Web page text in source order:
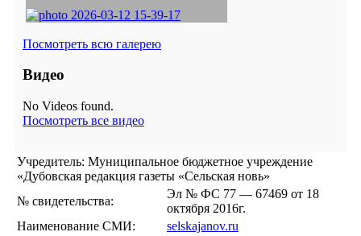
Посмотреть всю галерею
Видео
No Videos found.
Посмотреть все видео
Учредитель: Муниципальное бюджетное учреждение
«Дубовская редакция газеты «Сельская новь»
№ свидетельства:
Эл № ФС 77 — 67469 от 18
октября 2016г.
Наименование СМИ:
selskajanov.ru